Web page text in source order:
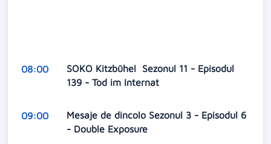
08:00
SOKO Kitzbühel Sezonul 11 - Episodul
139 - Tod im Internat
09:00
Mesaje de dincolo Sezonul 3 - Episodul 6
- Double Exposure